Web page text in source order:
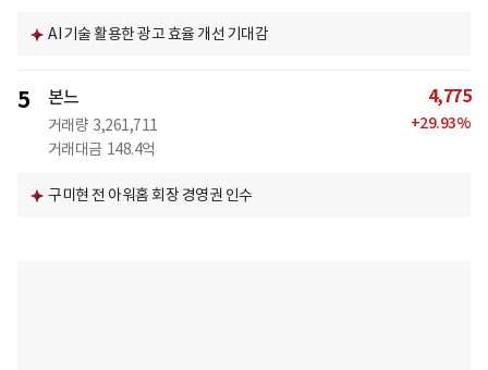
AI 기술 활용한 광고 효율 개선 기대감
5 본느
거래량 3,261,711
거래대금 148.4억
4,775
+29.93%
구미현 전 아워홈 회장 경영권 인수